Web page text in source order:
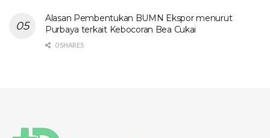
Alasan Pembentukan BUMN Ekspor menurut
Purbaya terkait Kebocoran Bea Cukai
0 SHARES